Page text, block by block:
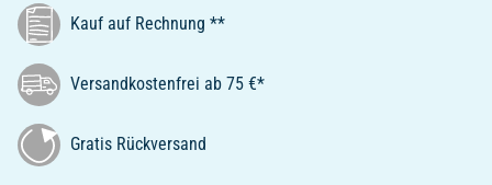
Kauf auf Rechnung **
Versandkostenfrei ab 75 €*
Gratis Rückversand